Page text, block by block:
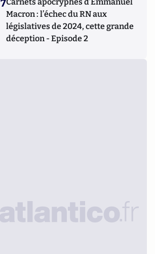
7
Macron : l’échec du RN aux
législatives de 2024, cette grande
déception - Episode 2